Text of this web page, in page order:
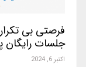
فرصتی بی
جلسات رایگان
اکتبر 6, 2024